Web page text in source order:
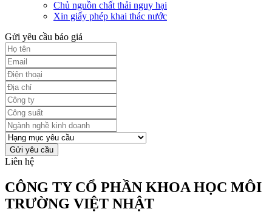
Chủ nguồn chất thải nguy hại
Xin giấy phép khai thác nước
Gửi yêu cầu báo giá
Gửi yêu cầu
Liên hệ
CÔNG TY CỔ PHẦN KHOA HỌC MÔI
TRƯỜNG VIỆT NHẬT